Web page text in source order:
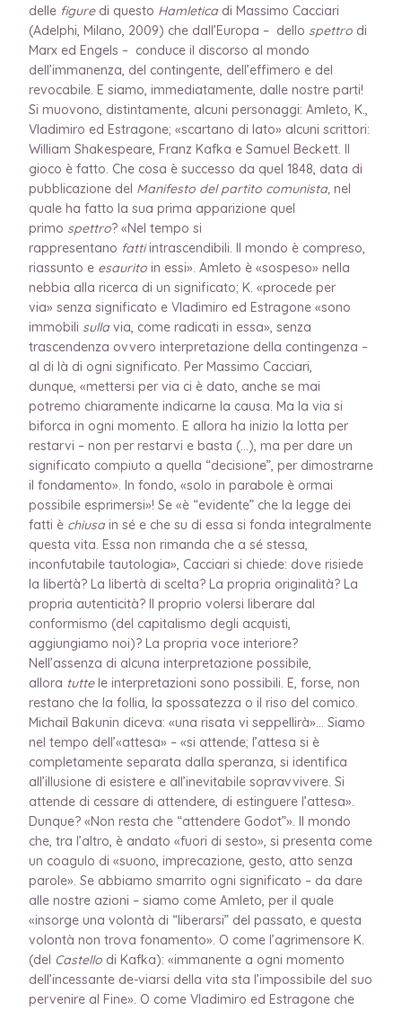
delle figuredi questo Hamletica di Massimo Cacciari
(Adelphi, Milano, 2009) che dall’Europa – dello spettro di
Marx ed Engels – conduce il discorso al mondo
dell’immanenza, del contingente, dell’effimero e del
revocabile. E siamo, immediatamente, dalle nostre parti!
Si muovono, distintamente, alcuni personaggi: Amleto, K.,
Vladimiro ed Estragone; «scartano di lato» alcuni scrittori:
William Shakespeare, Franz Kafka e Samuel Beckett. Il
gioco è fatto. Che cosa è successo da quel 1848, data di
pubblicazione del Manifesto del partito comunista, nel
quale ha fatto la sua prima apparizione quel
primo spettro? «Nel tempo si
rappresentano fattiintrascendibili. Il mondo è compreso,
riassunto e esaurito in essi». Amleto è «sospeso» nella
nebbia alla ricerca di un significato; K. «procede per
via» senza significato e Vladimiro ed Estragone «sono
immobili sullavia, come radicati in essa», senza
trascendenza ovvero interpretazione della contingenza –
al di là di ogni significato. Per Massimo Cacciari,
dunque, «mettersi per via ci è dato, anche se mai
potremo chiaramente indicarne la causa. Ma la via si
biforca in ogni momento. E allora ha inizio la lotta per
restarvi – non per restarvi e basta (…), ma per dare un
significato compiuto a quella “decisione”, per dimostrarne
il fondamento». In fondo, «solo in parabole è ormai
possibile esprimersi»! Se «è “evidente” che la legge dei
fatti è chiusain sé e che su di essa si fonda integralmente
questa vita. Essa non rimanda che a sé stessa,
inconfutabile tautologia», Cacciari si chiede: dove risiede
la libertà? La libertà di scelta? La propria originalità? La
propria autenticità? Il proprio volersi liberare dal
conformismo (del capitalismo degli acquisti,
aggiungiamo noi)? La propria voce interiore?
Nell’assenza di alcuna interpretazione possibile,
allora tuttele interpretazioni sono possibili. E, forse, non
restano che la follia, la spossatezza o il riso del comico.
Michail Bakunin diceva: «una risata vi seppellirà»… Siamo
nel tempo dell’«attesa» – «si attende; l’attesa si è
completamente separata dalla speranza, si identifica
all’illusione di esistere e all’inevitabile sopravvivere. Si
attende di cessare di attendere, di estinguere l’attesa».
Dunque? «Non resta che “attendere Godot”». Il mondo
che, tra l’altro, è andato «fuori di sesto», si presenta come
un coagulo di «suono, imprecazione, gesto, atto senza
parole». Se abbiamo smarrito ogni significato – da dare
alle nostre azioni – siamo come Amleto, per il quale
«insorge una volontà di “liberarsi” del passato, e questa
volontà non trova fonamento». O come l’agrimensore K.
(del Castello di Kafka): «immanente a ogni momento
dell’incessante de-viarsi della vita sta l’impossibile del suo
pervenire al Fine». O come Vladimiro ed Estragone che